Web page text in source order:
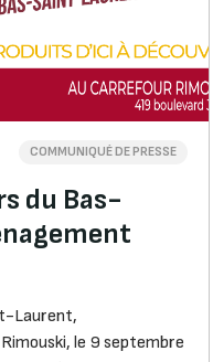
COMMUNIQUÉ DE PRESSE
du Bas-
Laurent,
le 9 septembre